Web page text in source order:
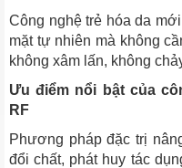
Công nghệ trẻ hóa da
mặt tự nhiên mà không
không xâm lấn, không
Ưu điểm nổi bật của
RF
Phương pháp đặc trị
đổi chất, phát huy tác